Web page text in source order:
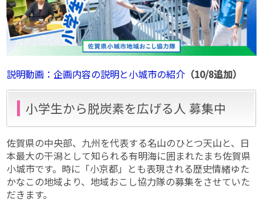
説明動画：企画内容の説明と小城市の紹介 （10/8追加）
小学生から脱炭素を広げる人 募集中
佐賀県の中央部、九州を代表する名山のひとつ天山と、日
本最大の干潟として知られる有明海に囲まれたまち佐賀県
小城市です。時に「小京都」とも表現される歴史情緒ゆた
かなこの地域より、地域おこし協力隊の募集をさせていた
だきます。